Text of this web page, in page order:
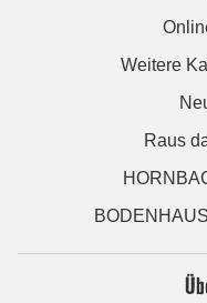
Weitere
Raus